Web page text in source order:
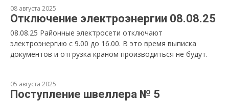
08 августа 2025
Отключение электроэнергии 08.08.25
08.08.25 Районные электросети отключают
электроэнергию с 9.00 до 16.00. В это время выписка
документов и отгрузка краном производиться не будут.
05 августа 2025
Поступление швеллера № 5